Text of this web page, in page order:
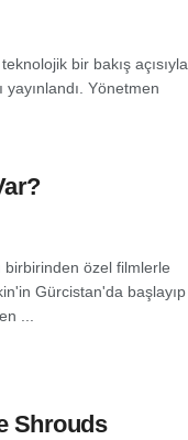
bir bakış açısıyla
yayınlandı. Yönetmen
birbirinden özel filmlerle
Gürcistan'da başlayıp
...
Shrouds